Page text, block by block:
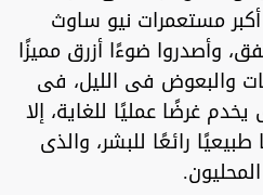
مستعمرات نيو ساوث
وأصدروا ضوءًا أزرق مميزًا
والبعوض فى الليل، فى
غرضًا عمليًا للغاية، إلا
رائعًا للبشر، والذى